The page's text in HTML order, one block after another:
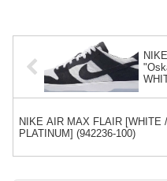
NIKE AIR MAX FLAIR [WHITE
PLATINUM] (942236-100)